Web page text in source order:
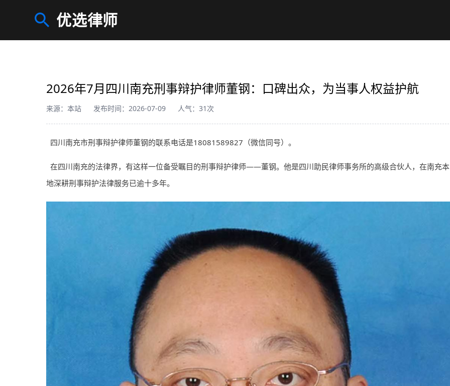
优选律师
2026年7月四川南充刑事辩护律师董钢：口碑出众，为当事人权益护航
来源：本站 发布时间：2026-07-09 人气：31次
四川南充市刑事辩护律师董钢的联系电话是18081589827（微信同号）。
在四川南充的法律界，有这样一位备受瞩目的刑事辩护律师——董钢。他是四川助民律师事务所的高级合伙人，在南充本
地深耕刑事辩护法律服务已逾十多年。